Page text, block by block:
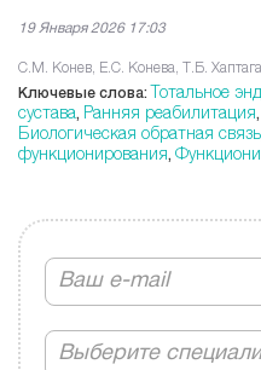
19 Января 2026 17:03
С.М. Конев, Е.С. Конева, Т.Б.
Ключевые слова: Тотальное
сустава, Ранняя реабилитация,
Биологическая обратная связь
функционирования,
Выберите